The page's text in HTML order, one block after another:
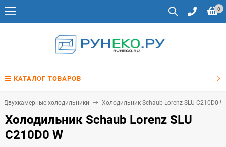
0
КАТАЛОГ ТОВАРОВ
Двухкамерные холодильники Холодильник Schaub Lorenz SLU C210D0 W
Холодильник Schaub Lorenz SLU
C210D0 W